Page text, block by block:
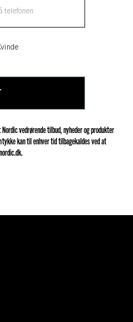
vedrørende tilbud, nyheder og produkter
kan til enhver tid tilbagekaldes ved at